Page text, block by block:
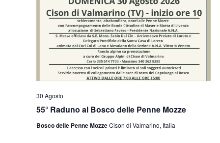
55° Raduno al Bosco delle Penne Mozze
30 Agosto
Bosco delle Penne MozzeCison di Valmarino, Italia